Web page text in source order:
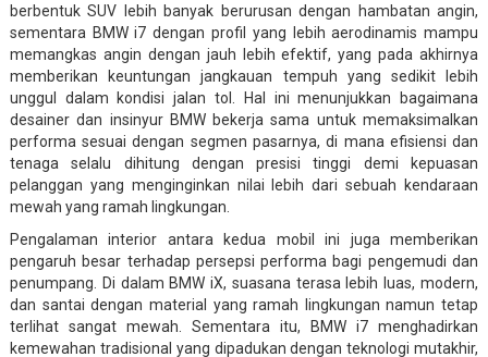
berbentuk SUV lebih banyak berurusan dengan hambatan angin,
sementara BMW i7 dengan profil yang lebih aerodinamis mampu
memangkas angin dengan jauh lebih efektif, yang pada akhirnya
memberikan keuntungan jangkauan tempuh yang sedikit lebih
unggul dalam kondisi jalan tol. Hal ini menunjukkan bagaimana
desainer dan insinyur BMW bekerja sama untuk memaksimalkan
performa sesuai dengan segmen pasarnya, di mana efisiensi dan
tenaga selalu dihitung dengan presisi tinggi demi kepuasan
pelanggan yang menginginkan nilai lebih dari sebuah kendaraan
mewah yang ramah lingkungan.
Pengalaman interior antara kedua mobil ini juga memberikan
pengaruh besar terhadap persepsi performa bagi pengemudi dan
penumpang. Di dalam BMW iX, suasana terasa lebih luas, modern,
dan santai dengan material yang ramah lingkungan namun tetap
terlihat sangat mewah. Sementara itu, BMW i7 menghadirkan
kemewahan tradisional yang dipadukan dengan teknologi mutakhir,